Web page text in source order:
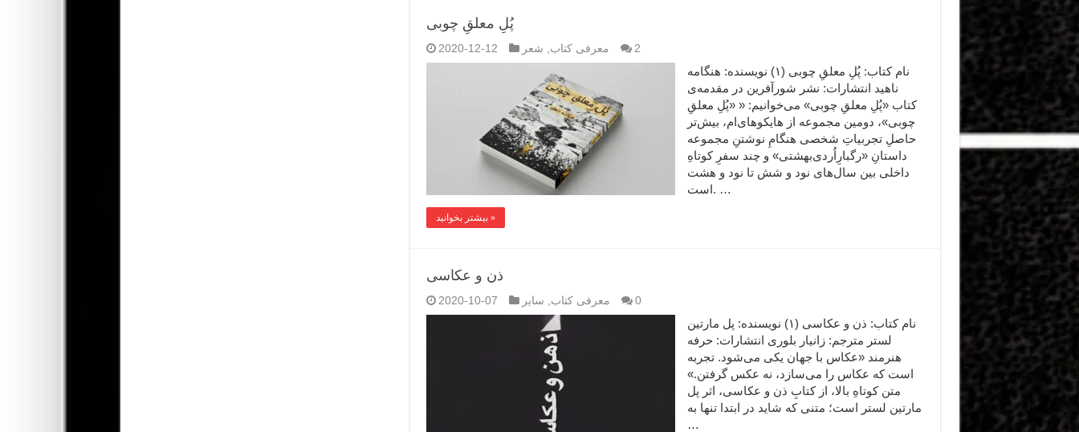
پُلِ معلقِ چوبی
2020-12-12 معرفی کتاب شعر 2
نام کتاب: پُلِ معلقِ چوبی (۱) نویسنده: هنگامه
ناهید انتشارات: نشر شورآفرین در مقدمه‌ی
کتاب «پُلِ معلقِ چوبی» می‌خوانیم: « «پُلِ معلقِ
چوبی»، دومین مجموعه از هایکوهای‌ام، بیش‌تر
حاصلِ تجربیاتِ شخصی هنگامِ نوشتنِ مجموعه
داستانِ «رگبارِاُردی‌بهشتی» و چند سفرِ کوتاهِ
داخلی بین سال‌های نود و شش تا نود و هشت
است. …
بیشتر بخوانید »
ذن و عکاسی
2020-10-07 معرفی کتاب سایر 0
نام کتاب: ذن و عکاسی (۱) نویسنده: پل مارتین
لستر مترجم: زانیار بلوری انتشارات: حرفه
هنرمند «عکاس با جهان یکی می‌شود. تجربه
است که عکاس را می‌سازد، نه عکس گرفتن.»
متن کوتاهِ بالا، از کتابِ ذن و عکاسی، اثر پل
مارتین لستر است؛ متنی که شاید در ابتدا تنها به
…